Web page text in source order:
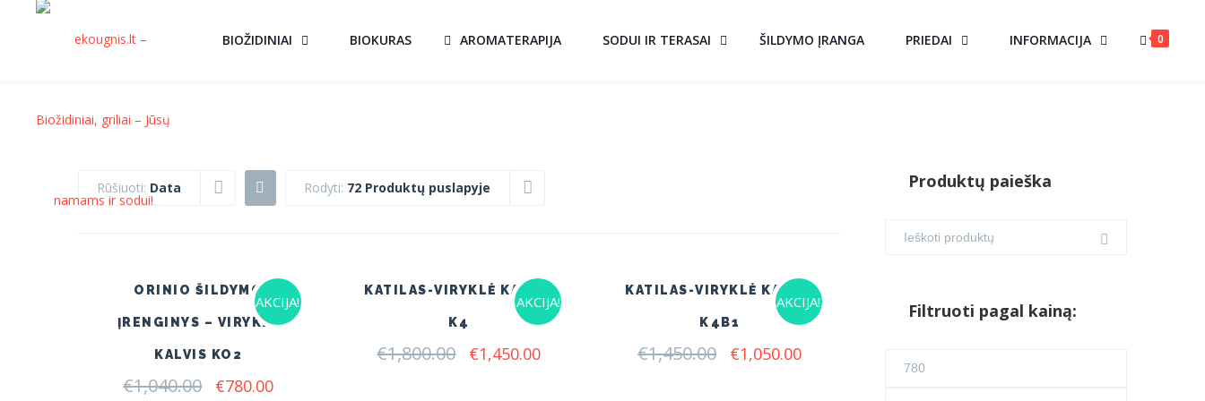
0
BIOŽIDINIAI BIOKURAS AROMATERAPIJA SODUI IR TERASAI ŠILDYMO ĮRANGA PRIEDAI INFORMACIJA
Rūšiuoti: Data Rodyti: 72 Produktų puslapyje
AKCIJA!
ORINIO ŠILDYMO
ĮRENGINYS – VIRYKLĖ
KALVIS KO2
€1,040.00 Original
€780.00Current
AKCIJA!
KATILAS-VIRYKLĖ KALVIS
K4
€1,800.00 Original
price
€1,450.00Current
AKCIJA!
KATILAS-VIRYKLĖ KALVIS
K4B1
€1,450.00 Original
price
€1,050.00Current
Produktų paieška
Filtruoti pagal kainą: